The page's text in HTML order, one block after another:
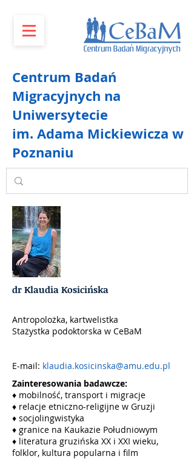
Centrum Badań
Migracyjnych na
Uniwersytecie
im. Adama Mickiewicza w
Poznaniu
dr Klaudia Kosicińska
Antropolożka, kartwelistka
Stażystka podoktorska w CeBaM
E-mail: klaudia.kosicinska@amu.edu.pl
Zainteresowania badawcze:
♦ mobilność, transport i migracje
♦ relacje etniczno-religijne w Gruzji
♦ socjolingwistyka
♦ granice na Kaukazie Południowym
♦ literatura gruzińska XX i XXI wieku,
folklor, kultura popularna i film